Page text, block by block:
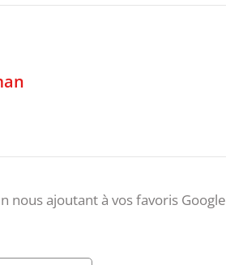
nous ajoutant à vos favoris Google